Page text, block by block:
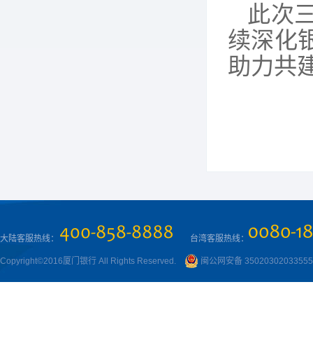
此次
续深化
助力共
大陆客服热线： 台湾客服热线：
Copyright©2016厦门银行 All Rights Reserved. 闽公网安备